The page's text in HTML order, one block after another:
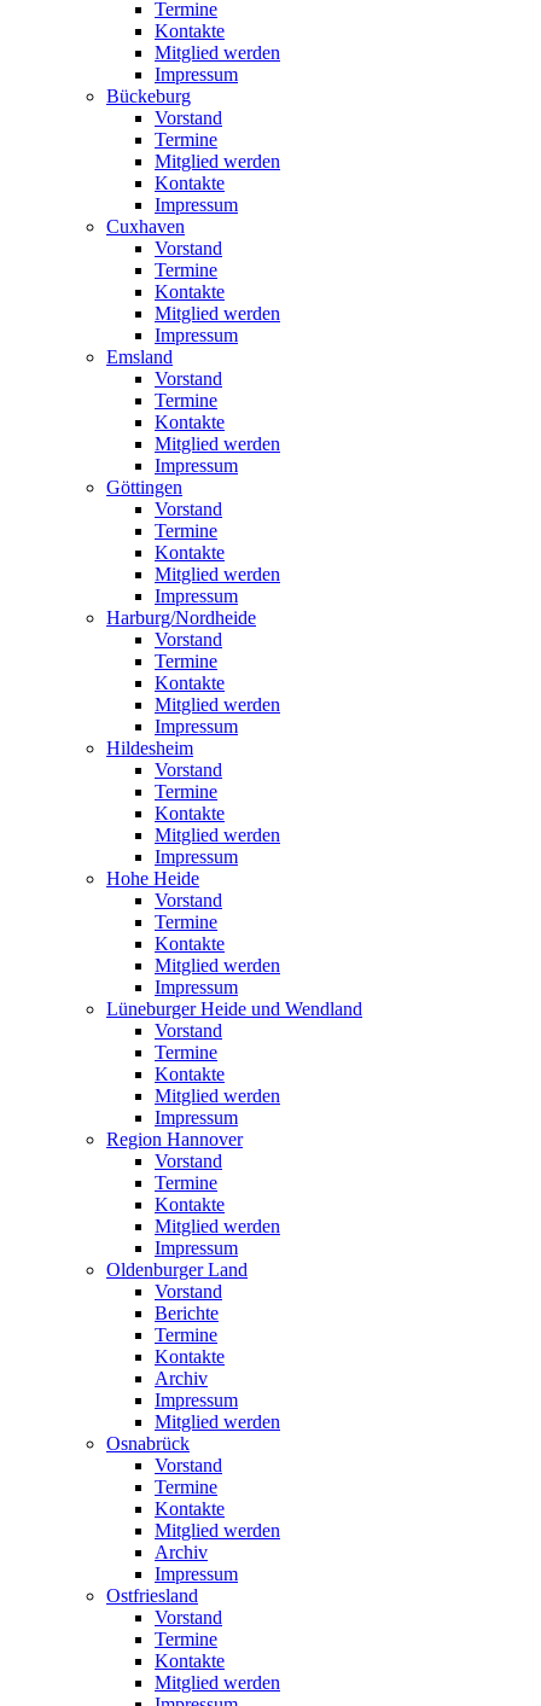
Termine
Kontakte
Mitglied werden
Impressum
Bückeburg
Vorstand
Termine
Mitglied werden
Kontakte
Impressum
Cuxhaven
Vorstand
Termine
Kontakte
Mitglied werden
Impressum
Emsland
Vorstand
Termine
Kontakte
Mitglied werden
Impressum
Göttingen
Vorstand
Termine
Kontakte
Mitglied werden
Impressum
Harburg/Nordheide
Vorstand
Termine
Kontakte
Mitglied werden
Impressum
Hildesheim
Vorstand
Termine
Kontakte
Mitglied werden
Impressum
Hohe Heide
Vorstand
Termine
Kontakte
Mitglied werden
Impressum
Lüneburger Heide und Wendland
Vorstand
Termine
Kontakte
Mitglied werden
Impressum
Region Hannover
Vorstand
Termine
Kontakte
Mitglied werden
Impressum
Oldenburger Land
Vorstand
Berichte
Termine
Kontakte
Archiv
Impressum
Mitglied werden
Osnabrück
Vorstand
Termine
Kontakte
Mitglied werden
Archiv
Impressum
Ostfriesland
Vorstand
Termine
Kontakte
Mitglied werden